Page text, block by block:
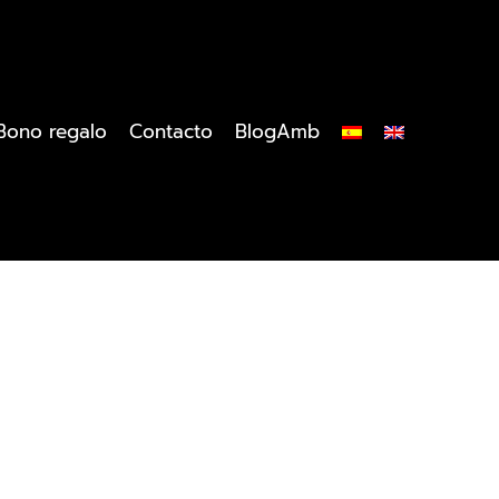
regalo Contacto BlogAmb